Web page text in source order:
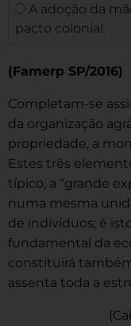
A adoção da
pacto colonial.
(Famerp SP/2016)
Completam-se
da organização
propriedade, a
Estes três
típico, a “grande
numa mesma
de indivíduos; é
fundamental da
constituirá
assenta toda a